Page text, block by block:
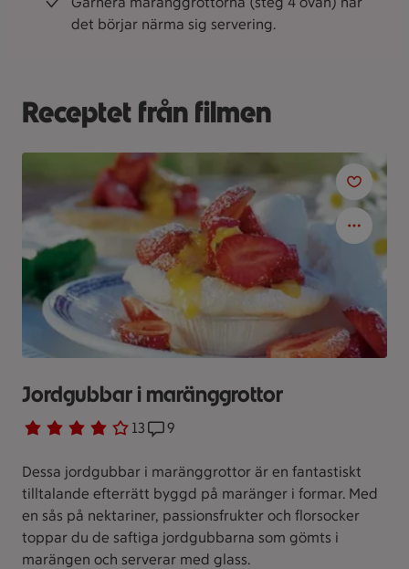
det börjar närma sig servering.
Receptet från filmen
Jordgubbar i maränggrottor
Betyg 4 av 5. 13
13 personer har röstatReceptet har 9 kommentarer
9
Dessa jordgubbar i maränggrottor är en fantastiskt
tilltalande efterrätt byggd på maränger i formar. Med
en sås på nektariner, passionsfrukter och florsocker
toppar du de saftiga jordgubbarna som gömts i
marängen och serverar med glass.